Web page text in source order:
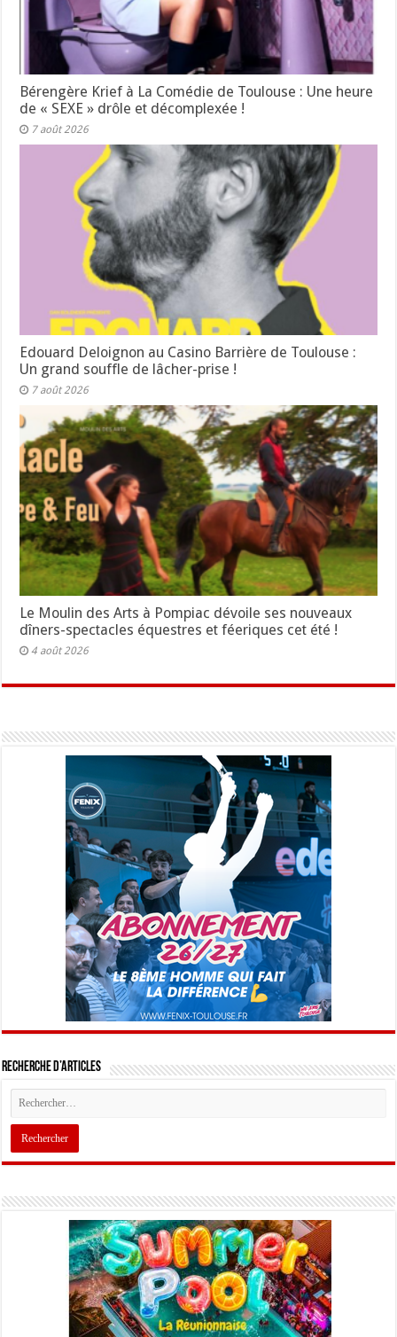
Bérengère Krief à La Comédie de Toulouse : Une heure
de « SEXE » drôle et décomplexée !
7 août 2026
Edouard Deloignon au Casino Barrière de Toulouse :
Un grand souffle de lâcher-prise !
7 août 2026
Le Moulin des Arts à Pompiac dévoile ses nouveaux
dîners-spectacles équestres et féeriques cet été !
4 août 2026
Recherche d’articles